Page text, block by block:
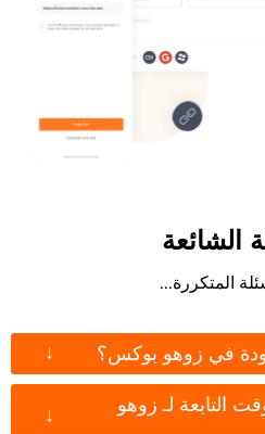
الشائعة
المتكررة...
في زوهو بوكس؟ ↓
التابعة لـ زوهو
↓